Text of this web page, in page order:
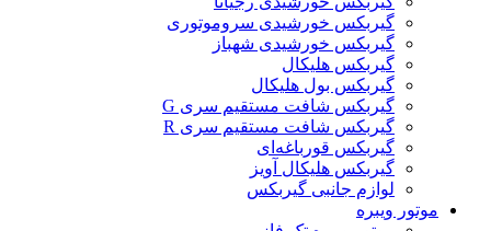
گیربکس خورشیدی سروموتوری
گیربکس خورشیدی شهباز
گیربکس هلیکال
گیربکس بول هلیکال
گیربکس شافت مستقیم سری G
گیربکس شافت مستقیم سری R
گیربکس قورباغه‌ای
گیربکس هلیکال آویز
لوازم جانبی گیربکس
موتور ویبره